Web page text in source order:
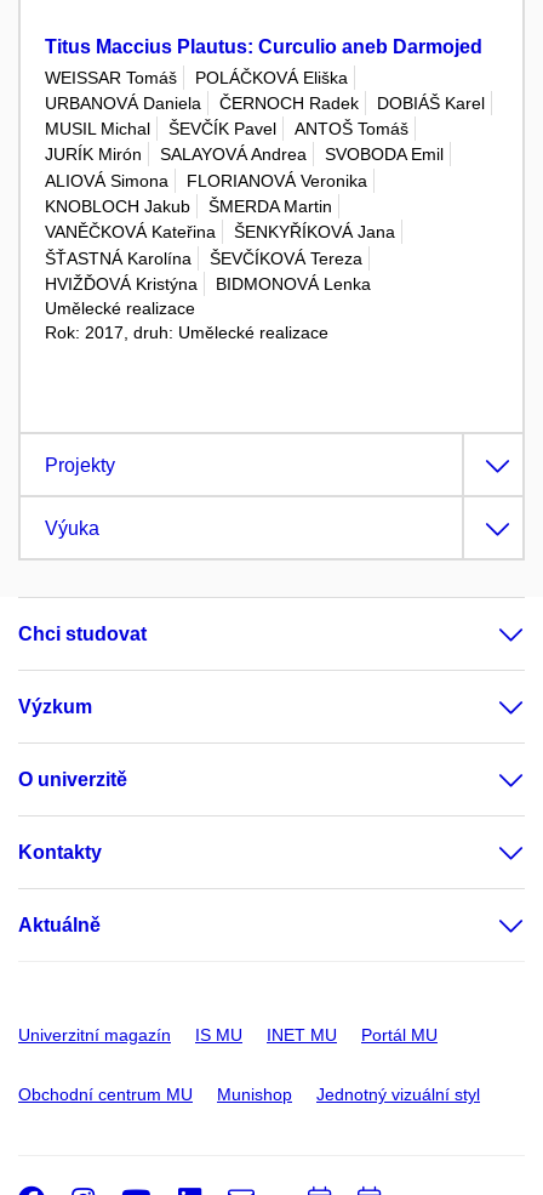
Titus Maccius Plautus: Curculio aneb Darmojed
WEISSAR Tomáš
POLÁČKOVÁ Eliška
URBANOVÁ Daniela
ČERNOCH Radek
DOBIÁŠ Karel
MUSIL Michal
ŠEVČÍK Pavel
ANTOŠ Tomáš
JURÍK Mirón
SALAYOVÁ Andrea
SVOBODA Emil
ALIOVÁ Simona
FLORIANOVÁ Veronika
KNOBLOCH Jakub
ŠMERDA Martin
VANĚČKOVÁ Kateřina
ŠENKYŘÍKOVÁ Jana
ŠŤASTNÁ Karolína
ŠEVČÍKOVÁ Tereza
HVIŽĎOVÁ Kristýna
BIDMONOVÁ Lenka
Umělecké realizace
Rok: 2017, druh: Umělecké realizace
Projekty
Výuka
Chci studovat
Výzkum
O univerzitě
Kontakty
Aktuálně
Univerzitní magazín IS MU INET MU Portál MU
Obchodní centrum MU Munishop Jednotný vizuální styl